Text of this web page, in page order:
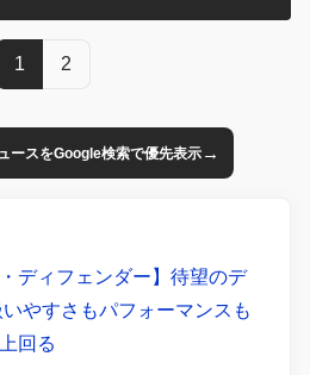
1 2
ースをGoogle検索で優先表示→
ディフェンダー】待望のデ
やすさもパフォーマンスも
回る